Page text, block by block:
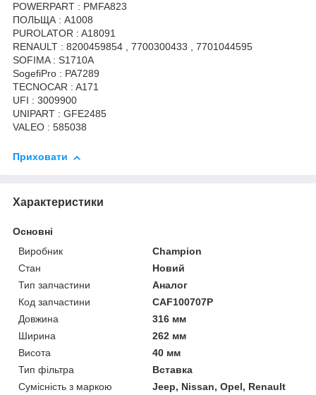
POWERPART : PMFA823
ПОЛЬЩА : A1008
PUROLATOR : A18091
RENAULT : 8200459854 , 7700300433 , 7701044595
SOFIMA : S1710A
SogefiPro : PA7289
TECNOCAR : A171
UFI : 3009900
UNIPART : GFE2485
VALEO : 585038
Приховати
Характеристики
Основні
Виробник
Champion
Стан
Новий
Тип запчастини
Аналог
Код запчастини
CAF100707P
Довжина
316 мм
Ширина
262 мм
Висота
40 мм
Тип фільтра
Вставка
Сумісність з маркою
Jeep, Nissan, Opel, Renault